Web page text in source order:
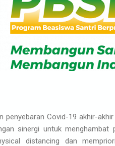
penyebaran Covid-19 akhir-
sinergi untuk menghambat
distancing dan